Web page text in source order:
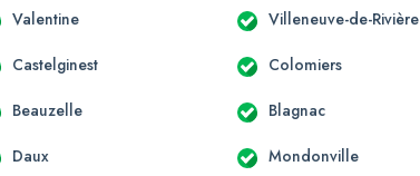
Valentine Villeneuve-de-Rivière
Castelginest Colomiers
Beauzelle Blagnac
Daux Mondonville